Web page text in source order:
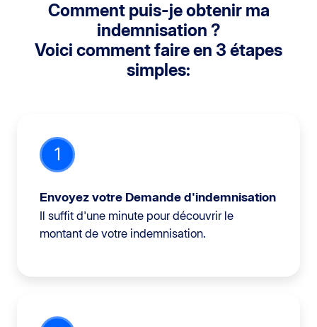
Comment puis-je obtenir ma
indemnisation ?
Voici comment faire en 3 étapes
simples:
1
Envoyez votre Demande d'indemnisation
Il suffit d'une minute pour découvrir le
montant de votre indemnisation.